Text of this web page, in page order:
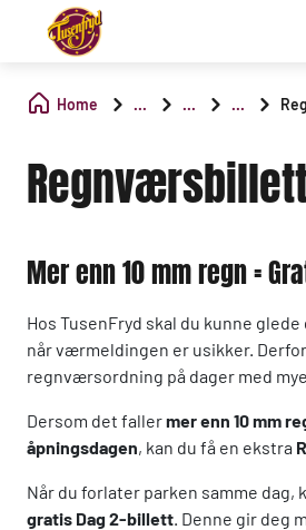
Home ... ... ...
Mer enn 10 mm regn =
Hos TusenFryd skal du kunne
når værmeldingen er usikker.
regnværsordning på dager med
Dersom det fallermer enn 10 mm
åpningsdagen, kan du få en ekstra
Når du forlater parken samme dag,
gratis Dag 2-billett. Denne gir deg